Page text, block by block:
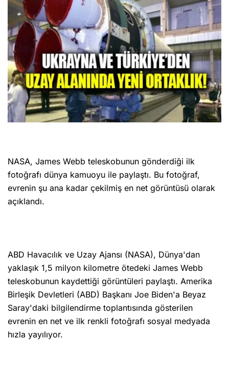
NASA, James Webb teleskobunun gönderdiği ilk
fotoğrafı dünya kamuoyu ile paylaştı. Bu fotoğraf,
evrenin şu ana kadar çekilmiş en net görüntüsü olarak
açıklandı.
ABD Havacılık ve Uzay Ajansı (NASA), Dünya'dan
yaklaşık 1,5 milyon kilometre ötedeki James Webb
teleskobunun kaydettiği görüntüleri paylaştı. Amerika
Birleşik Devletleri (ABD) Başkanı Joe Biden'a Beyaz
Saray'daki bilgilendirme toplantısında gösterilen
evrenin en net ve ilk renkli fotoğrafı sosyal medyada
hızla yayılıyor.